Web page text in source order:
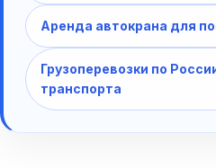
Аренда автокрана для
Грузоперевозки по
транспорта